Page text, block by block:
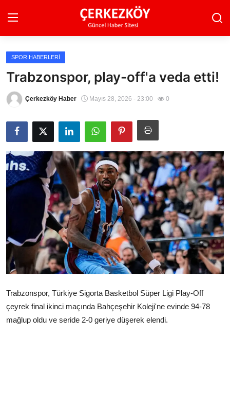
Ana Sayfa
Son Dakika
Magazin Haberleri
Spor Haberleri
Teknoloji Haberleri
Dünya Haberleri
Çerkezköy
SPOR HABERLERI
Trabzonspor, play-off'a veda etti!
Çerkezköy Haber Mayıs 28, 2026 - 23:00 0
Trabzonspor, Türkiye Sigorta Basketbol Süper Ligi Play-Off
çeyrek final ikinci maçında Bahçeşehir Koleji'ne evinde 94-78
mağlup oldu ve seride 2-0 geriye düşerek elendi.